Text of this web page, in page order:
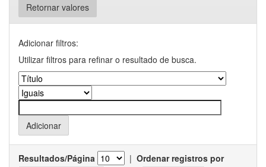
Retornar valores
Adicionar filtros:
Utilizar filtros para refinar o resultado de busca.
Resultados/Página | Ordenar registros por